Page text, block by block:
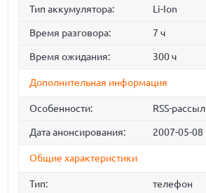
Тип аккумулятора: Li-Ion
Время разговора: 7 ч
Время ожидания: 300 ч
Дополнительная информация
Особенности: RSS-
Дата анонсирования: 2007-05-08
Общие характеристики
Тип: телефон